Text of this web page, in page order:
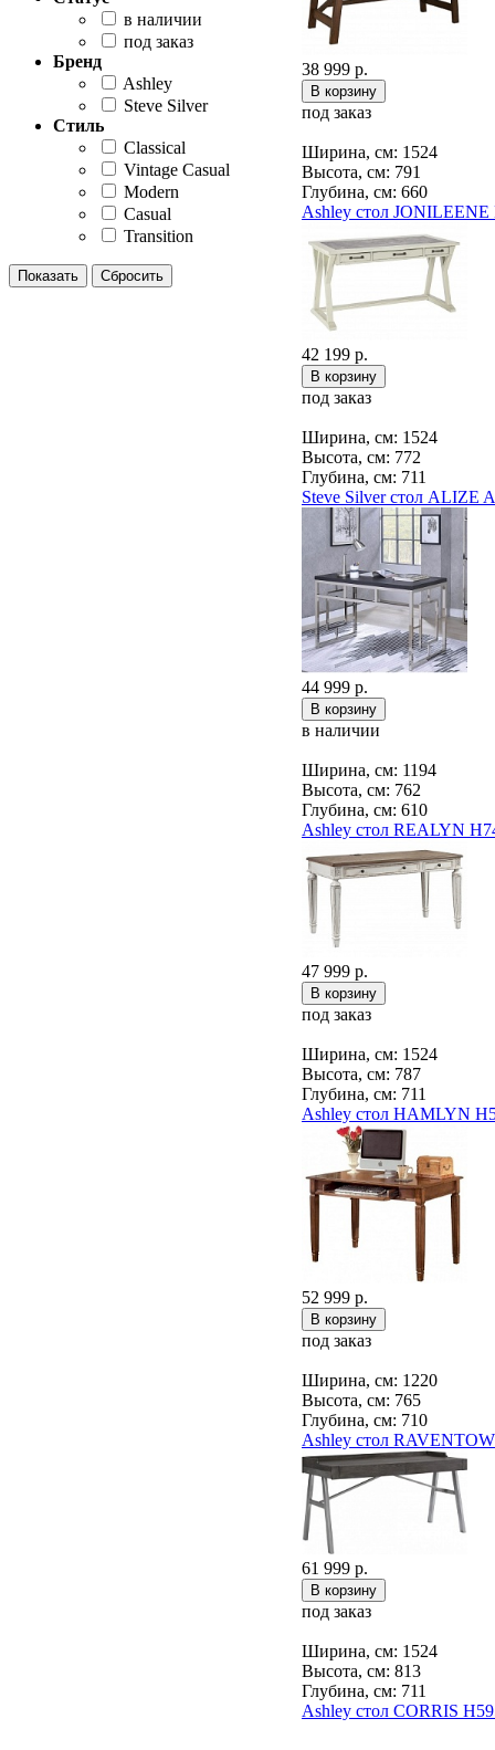
в наличии
под заказ
Бренд
Ashley
Steve Silver
Стиль
Classical
Vintage Casual
Modern
Casual
Transition
38 999 р.
под заказ
Ширина, см: 1524
Высота, см: 791
Глубина, см: 660
Ashley стол JONILEENE
42 199 р.
под заказ
Ширина, см: 1524
Высота, см: 772
Глубина, см: 711
Steve Silver стол ALIZE
44 999 р.
в наличии
Ширина, см: 1194
Высота, см: 762
Глубина, см: 610
Ashley стол REALYN
47 999 р.
под заказ
Ширина, см: 1524
Высота, см: 787
Глубина, см: 711
Ashley стол HAMLYN
52 999 р.
под заказ
Ширина, см: 1220
Высота, см: 765
Глубина, см: 710
Ashley стол
61 999 р.
под заказ
Ширина, см: 1524
Высота, см: 813
Глубина, см: 711
Ashley стол CORRIS